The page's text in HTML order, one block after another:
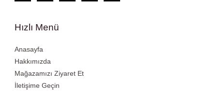
Hızlı Menü
Anasayfa
Hakkımızda
Mağazamızı Ziyaret Et
İletişime Geçin